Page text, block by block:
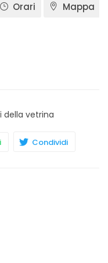
Orari Mappa
della vetrina
Condividi